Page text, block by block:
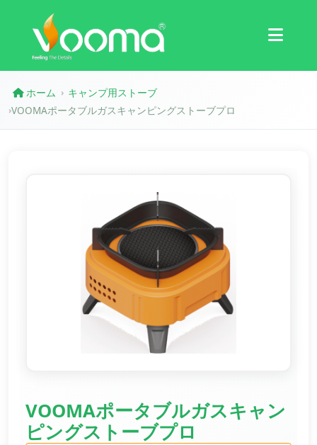
認証
ケーススタディ
ホーム › キャンプ用ストーブ
›VOOMAポータブルガスキャンピングストーブプロ
VOOMAポータブルガスキャン
ピングストーブプロ